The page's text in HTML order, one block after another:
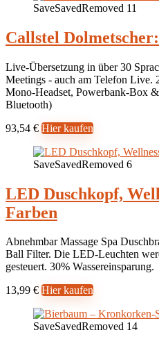
SaveSavedRemoved 11
Callstel
Live-Übersetzung in über 30
Meetings - auch am Telefon Live.
Mono-Headset, Powerbank-Box
Bluetooth)
93,54 € Hier kaufen
SaveSavedRemoved 6
LED Duschkopf,
Farben
Abnehmbar Massage Spa
Ball Filter. Die LED-Leuchten
gesteuert. 30% Wassereinsparung.
13,99 € Hier kaufen
SaveSavedRemoved 14